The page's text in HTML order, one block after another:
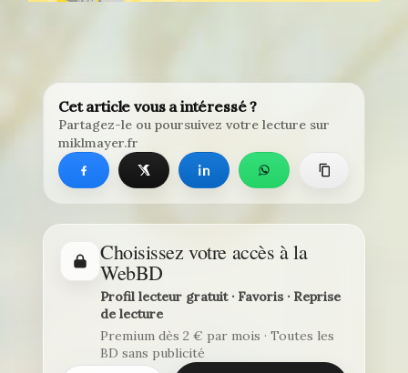
Cet article vous a intéressé ?
Partagez-le ou poursuivez votre lecture sur
miklmayer.fr
Choisissez votre accès à la
WebBD
Profil lecteur gratuit · Favoris · Reprise
de lecture
Premium dès 2 € par mois · Toutes les
BD sans publicité